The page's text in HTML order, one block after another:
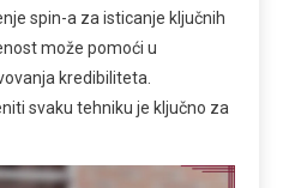
spin-a za isticanje ključnih
može pomoći u
kredibiliteta.
svaku tehniku je ključno za